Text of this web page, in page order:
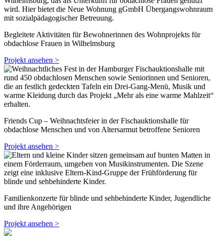
Begleitete Aktivitäten für Bewohnerinnen des Wohnprojekts für
obdachlose Frauen in Wilhelmsburg
Projekt ansehen >
Friends Cup – Weihnachtsfeier in der Fischauktionshalle für
obdachlose Menschen und von Altersarmut betroffene Senioren
Projekt ansehen >
Familienkonzerte für blinde und sehbehinderte Kinder, Jugendliche
und ihre Angehörigen
Projekt ansehen >